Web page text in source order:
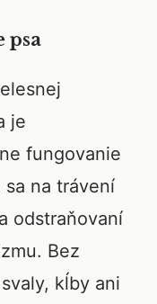
psa
je
fungovanie
na trávení
odstraňovaní
Bez
kĺby ani